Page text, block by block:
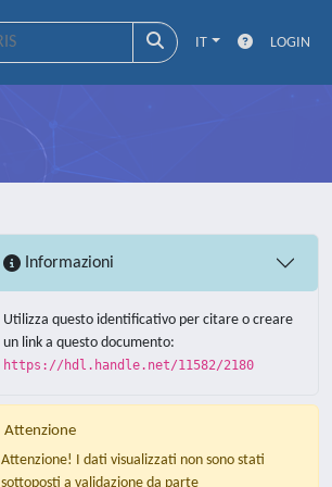
IT LOGIN
Informazioni
Utilizza questo identificativo per citare o creare
un link a questo documento:
https://hdl.handle.net/11582/2180
Attenzione
Attenzione! I dati visualizzati non sono stati
sottoposti a validazione da parte